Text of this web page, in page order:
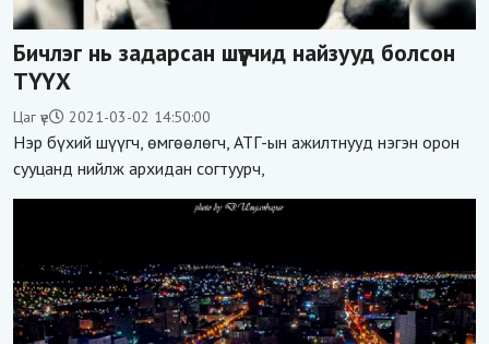
Бичлэг нь задарсан шүүгчид найзууд болсон
ТҮҮХ
Цаг үе 2021-03-02 14:50:00
Нэр бүхий шүүгч, өмгөөлөгч, АТГ-ын ажилтнууд нэгэн орон
сууцанд нийлж архидан согтуурч,